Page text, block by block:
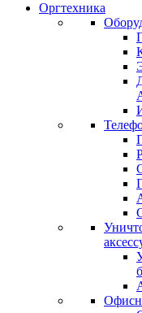
Оргтехника